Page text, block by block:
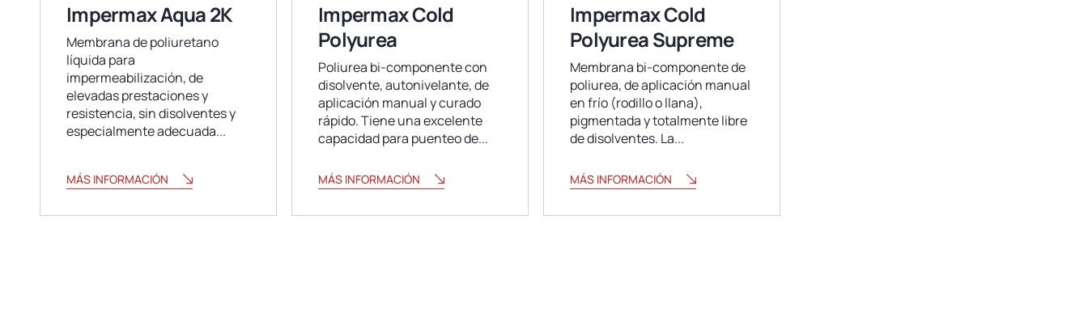
Impermax Aqua 2K
Membrana de poliuretano
líquida para
impermeabilización, de
elevadas prestaciones y
resistencia, sin disolventes y
especialmente adecuada...
MÁS INFORMACIÓN
Impermax Cold
Polyurea
Poliurea bi-componente con
disolvente, autonivelante, de
aplicación manual y curado
rápido. Tiene una excelente
capacidad para puenteo de...
MÁS INFORMACIÓN
Impermax Cold
Polyurea Supreme
Membrana bi-componente de
poliurea, de aplicación manual
en frío (rodillo o llana),
pigmentada y totalmente libre
de disolventes. La...
MÁS INFORMACIÓN